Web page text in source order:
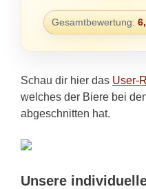
Gesamtbewertung:
Schau dir hier das User-
welches der Biere bei
abgeschnitten hat.
Unsere